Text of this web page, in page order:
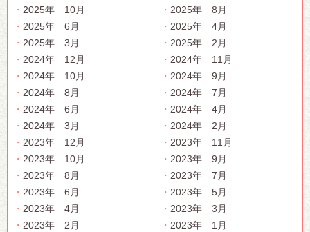
2025年 10月
2025年 8月
2025年 6月
2025年 4月
2025年 3月
2025年 2月
2024年 12月
2024年 11月
2024年 10月
2024年 9月
2024年 8月
2024年 7月
2024年 6月
2024年 4月
2024年 3月
2024年 2月
2023年 12月
2023年 11月
2023年 10月
2023年 9月
2023年 8月
2023年 7月
2023年 6月
2023年 5月
2023年 4月
2023年 3月
2023年 2月
2023年 1月